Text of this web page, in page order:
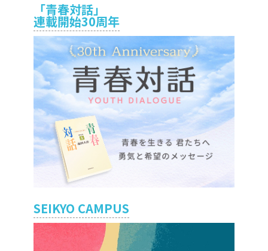
「青春対話」
連載開始30周年
SEIKYO CAMPUS